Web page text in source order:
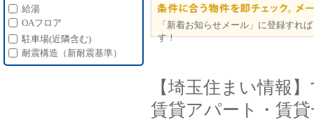
「新着お知らせメール」に登録すれ
す！
給湯
OAフロア
駐車場(近隣含む)
耐震構造（新耐震基準）
【埼玉住まい情報
賃貸アパート・賃